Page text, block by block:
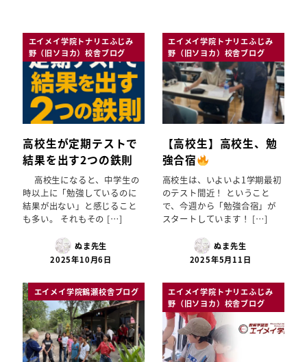
エイメイ学院トナリエふじみ
野（旧ソヨカ）校舎ブログ
高校生が定期テストで
結果を出す2つの鉄則
高校生になると、中学生の
時以上に「勉強しているのに
結果が出ない」と感じること
も多い。 それもその […]
ぬま先生
2025年10月6日
エイメイ学院トナリエふじみ
野（旧ソヨカ）校舎ブログ
【高校生】高校生、勉
強合宿
高校生は、いよいよ1学期最初
のテスト間近！ ということ
で、今週から「勉強合宿」が
スタートしています！ […]
ぬま先生
2025年5月11日
エイメイ学院鶴瀬校舎ブログ
エイメイ学院トナリエふじみ
野（旧ソヨカ）校舎ブログ